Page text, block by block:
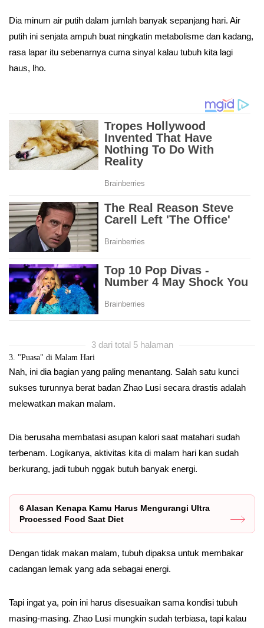
Dia minum air putih dalam jumlah banyak sepanjang hari. Air
putih ini senjata ampuh buat ningkatin metabolisme dan kadang,
rasa lapar itu sebenarnya cuma sinyal kalau tubuh kita lagi
haus, lho.
3 dari total 5 halaman
3. "Puasa" di Malam Hari
Nah, ini dia bagian yang paling menantang. Salah satu kunci
sukses turunnya berat badan Zhao Lusi secara drastis adalah
melewatkan makan malam.
Dia berusaha membatasi asupan kalori saat matahari sudah
terbenam. Logikanya, aktivitas kita di malam hari kan sudah
berkurang, jadi tubuh nggak butuh banyak energi.
6 Alasan Kenapa Kamu Harus Mengurangi Ultra
Processed Food Saat Diet
Dengan tidak makan malam, tubuh dipaksa untuk membakar
cadangan lemak yang ada sebagai energi.
Tapi ingat ya, poin ini harus disesuaikan sama kondisi tubuh
masing-masing. Zhao Lusi mungkin sudah terbiasa, tapi kalau